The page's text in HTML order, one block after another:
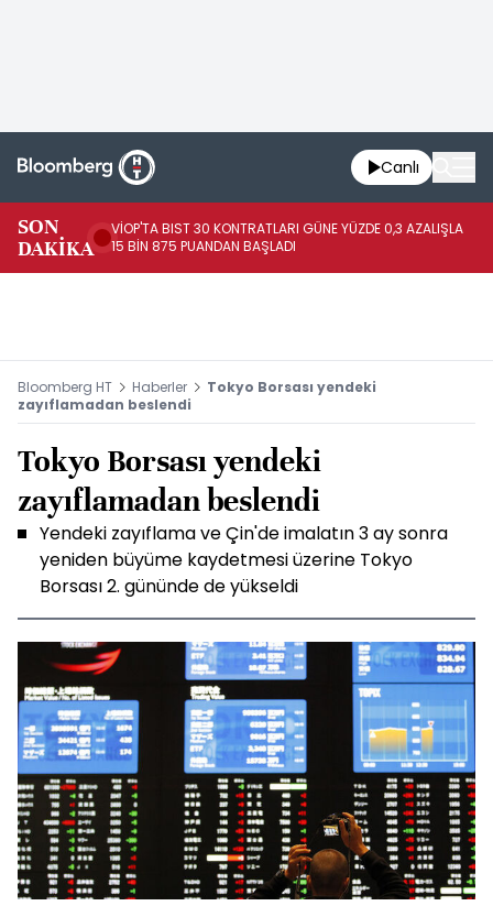
Canlı
SON
DAKİKA
VİOP'TA BIST 30 KONTRATLARI GÜNE YÜZDE 0,3 AZALIŞLA
15 BİN 875 PUANDAN BAŞLADI
Bloomberg HT Haberler
Tokyo Borsası yendeki
zayıflamadan beslendi
Tokyo Borsası yendeki
zayıflamadan beslendi
Yendeki zayıflama ve Çin'de imalatın 3 ay sonra
yeniden büyüme kaydetmesi üzerine Tokyo
Borsası 2. gününde de yükseldi